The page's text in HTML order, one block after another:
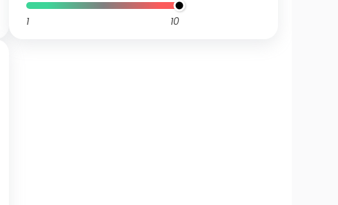
1 10